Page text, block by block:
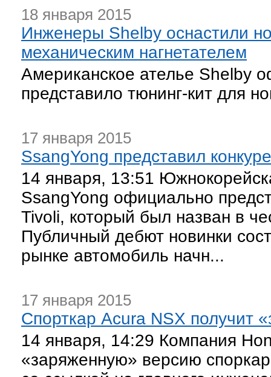
18 января 2015
Инженеры Shelby оснастили
механическим нагнетателем
Американское ателье Shelby
представило тюнинг-кит для
17 января 2015
SsangYong представил
14 января, 13:51
SsangYong официально
Tivoli, который был назван в
Публичный дебют новинки
рынке автомобиль начн...
17 января 2015
Спорткар Acura NSX получит
14 января, 14:29 Компания
«заряженную» версию